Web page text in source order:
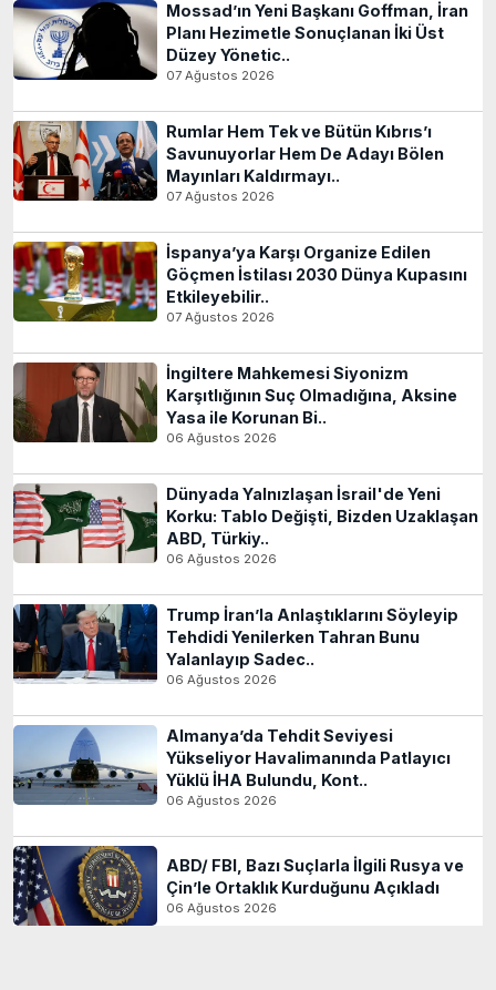
Mossad’ın Yeni Başkanı Goffman, İran
Planı Hezimetle Sonuçlanan İki Üst
Düzey Yönetic..
07 Ağustos 2026
Rumlar Hem Tek ve Bütün Kıbrıs’ı
Savunuyorlar Hem De Adayı Bölen
Mayınları Kaldırmayı..
07 Ağustos 2026
İspanya’ya Karşı Organize Edilen
Göçmen İstilası 2030 Dünya Kupasını
Etkileyebilir..
07 Ağustos 2026
İngiltere Mahkemesi Siyonizm
Karşıtlığının Suç Olmadığına, Aksine
Yasa ile Korunan Bi..
06 Ağustos 2026
Dünyada Yalnızlaşan İsrail'de Yeni
Korku: Tablo Değişti, Bizden Uzaklaşan
ABD, Türkiy..
06 Ağustos 2026
Trump İran’la Anlaştıklarını Söyleyip
Tehdidi Yenilerken Tahran Bunu
Yalanlayıp Sadec..
06 Ağustos 2026
Almanya’da Tehdit Seviyesi
Yükseliyor Havalimanında Patlayıcı
Yüklü İHA Bulundu, Kont..
06 Ağustos 2026
ABD/ FBI, Bazı Suçlarla İlgili Rusya ve
Çin’le Ortaklık Kurduğunu Açıkladı
06 Ağustos 2026